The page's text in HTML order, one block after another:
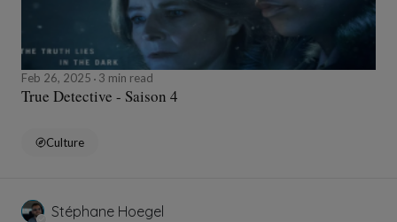
Feb 26, 2025 3 min read
True Detective - Saison 4
Culture
Stéphane Hoegel